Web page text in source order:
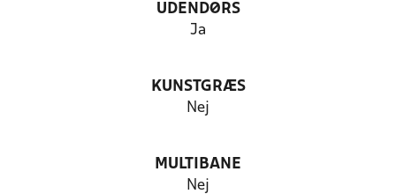
UDENDØRS
Ja
KUNSTGRÆS
Nej
MULTIBANE
Nej